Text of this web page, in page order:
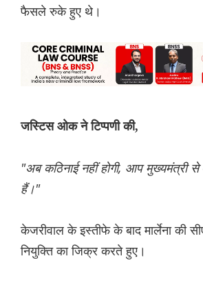
फैसले रुके हुए थे।
जस्टिस ओक ने टिप्पणी की,
"अब कठिनाई नहीं होगी, आप
हैं।"
केजरीवाल के इस्तीफे के बाद मार्लेना की
नियुक्ति का जिक्र करते हुए।